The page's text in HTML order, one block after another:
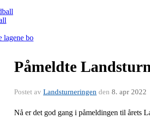
lagene bo
Påmeldte
Postet av Landsturneringen den 8. apr 2022
Nå er det god gang i påmeldingen til årets